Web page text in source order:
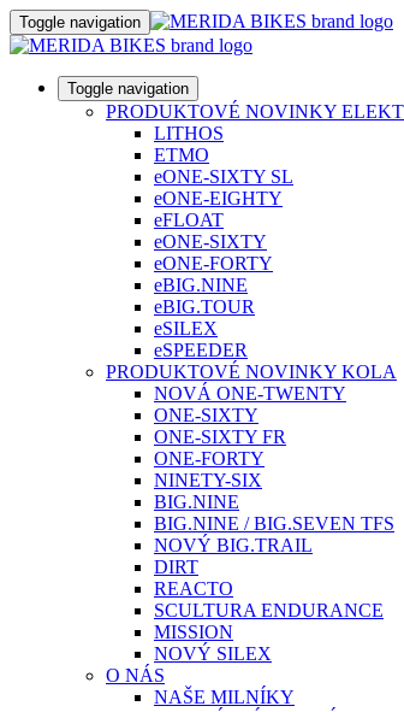
Toggle navigation
Toggle navigation
PRODUKTOVÉ NOVINKY
LITHOS
ETMO
eONE-SIXTY SL
eONE-EIGHTY
eFLOAT
eONE-SIXTY
eONE-FORTY
eBIG.NINE
eBIG.TOUR
eSILEX
eSPEEDER
PRODUKTOVÉ NOVINKY KOLA
NOVÁ ONE-TWENTY
ONE-SIXTY
ONE-SIXTY FR
ONE-FORTY
NINETY-SIX
BIG.NINE
BIG.NINE / BIG.SEVEN TFS
NOVÝ BIG.TRAIL
DIRT
REACTO
SCULTURA ENDURANCE
MISSION
NOVÝ SILEX
O NÁS
NAŠE MILNÍKY